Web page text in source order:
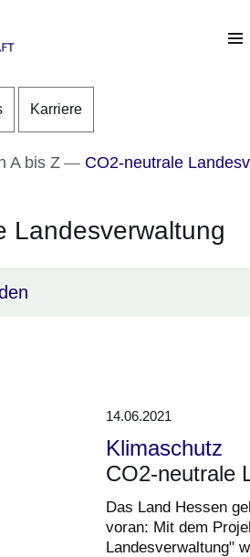
der Seite
der Seite
Karriere
A bis Z CO2-neutrale
Landesverwaltung
14.06.2021
Klimaschutz
CO2-neutrale
Das Land Hessen
voran: Mit dem
Landesverwaltung"